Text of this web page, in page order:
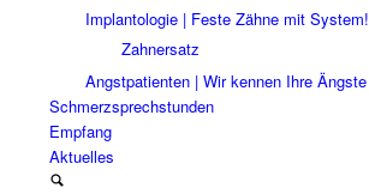
Implantologie | Feste Zähne mit System!
Zahnersatz
Angstpatienten | Wir kennen Ihre Ängste
Schmerzsprechstunden
Empfang
Aktuelles